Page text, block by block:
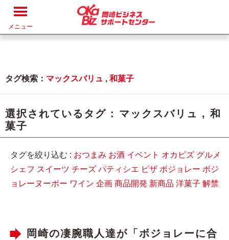
メニュー
タグ検索： マックスバリュ , 和菓子
選択されているタグ : マックスバリュ , 和
菓子
タグを絞り込む : おつまみ お酒 イベント オカビズ グルメ
シェフ スイーツ チーズ パティシエ ピザ ボジョレー ボジ
ョレーヌーボー ワイン 企画 商品開発 新商品 洋菓子 解禁
岡崎の凄腕職人達が「ボジョレーに合